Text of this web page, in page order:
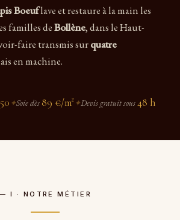
Boeuflave et restaure à la main les
familles deBollène, dans le Haut-
faire transmis surquatre
en machine.
✦Soie dès 89 €/m² ✦Devis gratuit sous48 h
I · NOTRE MÉTIER